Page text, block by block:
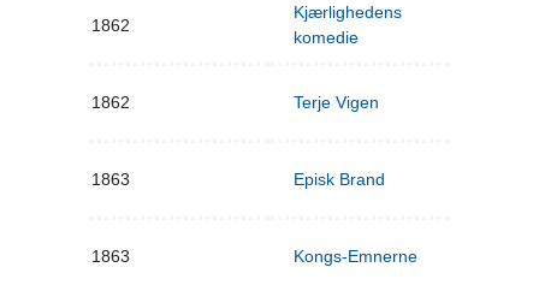
1862
Kjærlighedens
komedie
1862 Terje Vigen
1863 Episk Brand
1863 Kongs-Emnerne